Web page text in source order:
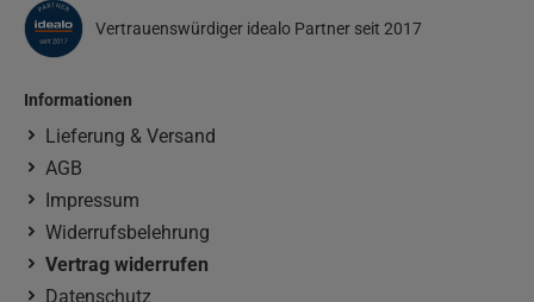
Vertrauenswürdiger idealo Partner seit 2017
Informationen
Lieferung & Versand
AGB
Impressum
Widerrufsbelehrung
Vertrag widerrufen
Datenschutz